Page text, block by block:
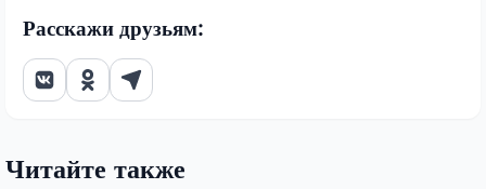
Расскажи друзьям:
Читайте также